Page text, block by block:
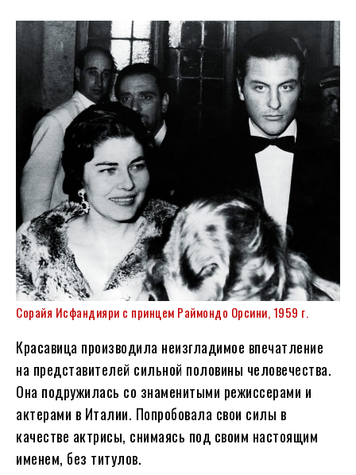
Сорайя Исфандияри с принцем Раймондо Орсини, 1959 г.
Красавица производила неизгладимое впечатление
на представителей сильной половины человечества.
Она подружилась со знаменитыми режиссерами и
актерами в Италии. Попробовала свои силы в
качестве актрисы, снимаясь под своим настоящим
именем, без титулов.